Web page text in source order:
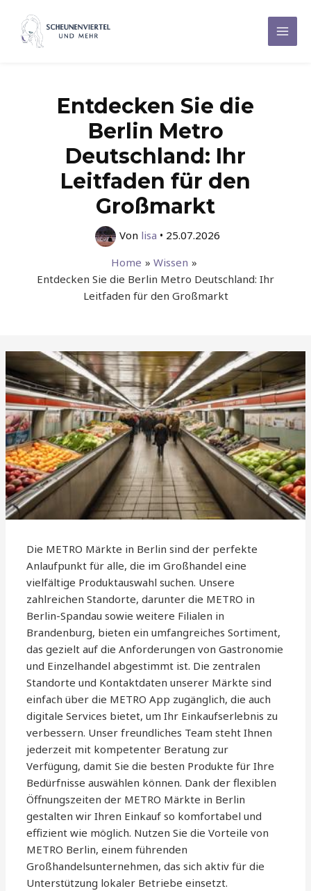
Inhalt
springen
Main
Entdecken Sie die
Berlin Metro
Deutschland: Ihr
Leitfaden für den
Großmarkt
Von lisa • 25.07.2026
Home
Wissen
Entdecken Sie die Berlin Metro Deutschland: Ihr
Leitfaden für den Großmarkt
Die METRO Märkte in Berlin sind der perfekte
Anlaufpunkt für alle, die im Großhandel eine
vielfältige Produktauswahl suchen. Unsere
zahlreichen Standorte, darunter die METRO in
Berlin-Spandau sowie weitere Filialen in
Brandenburg, bieten ein umfangreiches Sortiment,
das gezielt auf die Anforderungen von Gastronomie
und Einzelhandel abgestimmt ist. Die zentralen
Standorte und Kontaktdaten unserer Märkte sind
einfach über die METRO App zugänglich, die auch
digitale Services bietet, um Ihr Einkaufserlebnis zu
verbessern. Unser freundliches Team steht Ihnen
jederzeit mit kompetenter Beratung zur
Verfügung, damit Sie die besten Produkte für Ihre
Bedürfnisse auswählen können. Dank der flexiblen
Öffnungszeiten der METRO Märkte in Berlin
gestalten wir Ihren Einkauf so komfortabel und
effizient wie möglich. Nutzen Sie die Vorteile von
METRO Berlin, einem führenden
Großhandelsunternehmen, das sich aktiv für die
Unterstützung lokaler Betriebe einsetzt.